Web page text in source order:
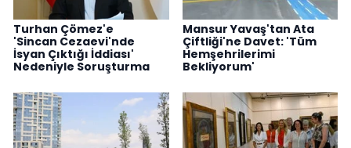
Turhan Çömez'e
'Sincan Cezaevi'nde
İsyan Çıktığı İddiası'
Nedeniyle Soruşturma
Mansur Yavaş'tan Ata
Çiftliği'ne Davet: 'Tüm
Hemşehrilerimi
Bekliyorum'